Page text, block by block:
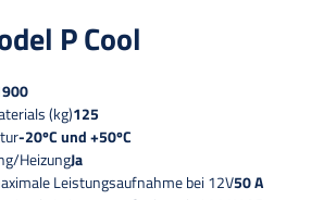
P Cool
(kg)125
-20ºC und +50ºC
HeizungJa
Leistungsaufnahme bei 12V50 A